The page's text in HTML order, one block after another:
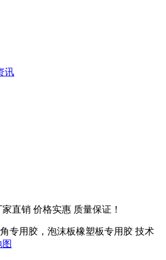
讯
直销 价格实惠 质量保证！
专用胶，泡沫板橡塑板专用胶 技术
图